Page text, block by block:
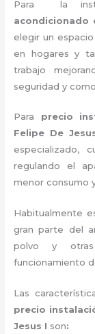
Para la
acondicionado
elegir un
en hogares y
trabajo
seguridad y
Para precio
Felipe De
especializado,
regulando el
menor consumo
Habitualmente
gran parte del
polvo y
funcionamiento
Las
precio
Jesus I son: